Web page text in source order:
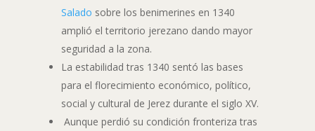
Salado sobre los benimerines en 1340
amplió el territorio jerezano dando mayor
seguridad a la zona.
La estabilidad tras 1340 sentó las bases
para el florecimiento económico, político,
social y cultural de Jerez durante el siglo XV.
Aunque perdió su condición fronteriza tras